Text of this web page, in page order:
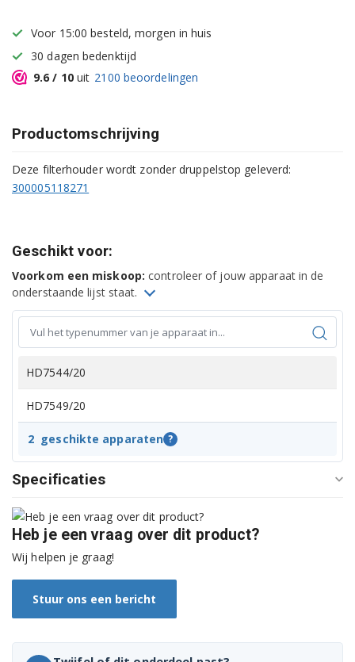
Voor 15:00 besteld, morgen in huis
30 dagen bedenktijd
9.6 / 10uit 2100 beoordelingen
Productomschrijving
Deze filterhouder wordt zonder druppelstop geleverd:
300005118271
Geschikt voor:
Voorkom een miskoop: controleer of jouw apparaat in de
onderstaande lijst staat.
HD7544/20
HD7549/20
2 geschikte apparaten ?
Specificaties
Heb je een vraag over dit product?
Wij helpen je graag!
Stuur ons een bericht